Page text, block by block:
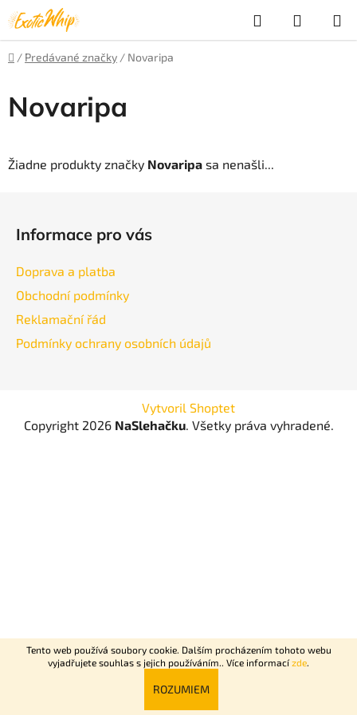
Tento web používá soubory cookie. Dalším procházením tohoto webu
vyjadřujete souhlas s jejich používáním.. Více informací zde.
ROZUMIEM
Prejsť
na
obsah
Rychlý nonstop rozvoz Praha + Dovoz celé ČR do 2 dní.
Hľadať
KOŠÍK
Domov
/ Predávané značky / Novaripa
Novaripa
Žiadne produkty značky Novaripa sa nenašli...
Informace pro vás
Doprava a platba
Obchodní podmínky
Reklamační řád
Podmínky ochrany osobních údajů
Vytvoril Shoptet
Copyright 2026 NaSlehačku. Všetky práva vyhradené.